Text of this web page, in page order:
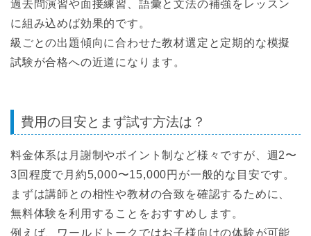
過去問演習や面接練習、語彙と文法の補強をレッスン
に組み込めば効果的です。
級ごとの出題傾向に合わせた教材選定と定期的な模擬
試験が合格への近道になります。
費用の目安とまず試す方法は？
料金体系は月謝制やポイント制など様々ですが、週2〜
3回程度で月約5,000〜15,000円が一般的な目安です。
まずは講師との相性や教材の合致を確認するために、
無料体験を利用することをおすすめします。
例えば、ワールドトークではお子様向けの体験が可能